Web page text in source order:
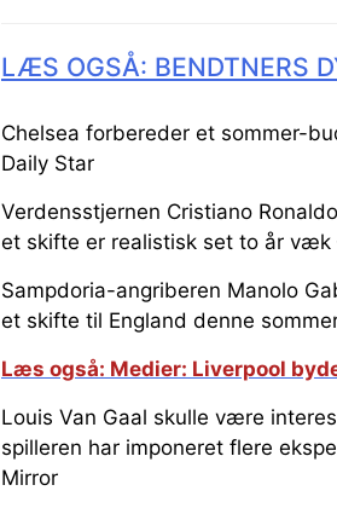
LÆS OGSÅ: BENDTNERS
Chelsea forbereder et sommer-
Daily Star
Verdensstjernen Cristiano
et skifte er realistisk set to år væk
Sampdoria-angriberen Manolo
et skifte til England denne
Læs også: Medier: Liverpool
Louis Van Gaal skulle være
spilleren har imponeret flere
Mirror